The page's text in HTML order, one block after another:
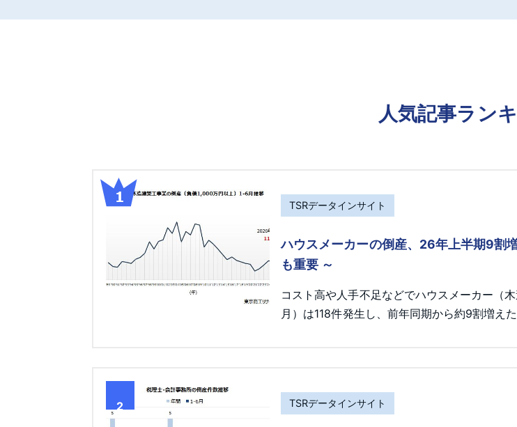
人気記事ラン
TSRデータインサイト
ハウスメーカーの倒産、26年上半期9
も重要 ～
コスト高や人手不足などでハウスメーカー（
月）は118件発生し、前年同期から約9割増えた
2 TSRデータインサイト